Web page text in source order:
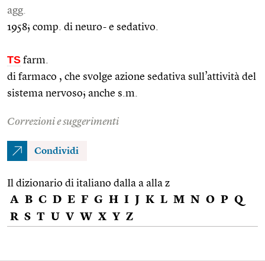
agg.
1958; comp. di neuro- e sedativo.
TS farm.
di farmaco , che svolge azione sedativa sull’attività del
sistema nervoso; anche s.m.
Correzioni e suggerimenti
Condividi
Il dizionario di italiano dalla a alla z
A B C D E F G H I J K L M N O P Q
R S T U V W X Y Z